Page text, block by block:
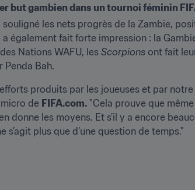
but gambien dans un tournoi féminin
les nets progrès de la Zambie,
également fait forte impression : la
Nations WAFU, les Scorpions ont fait
Penda Bah.
produits par les joueuses et par
de FIFA.com. "Cela prouve que
donne les moyens. Et s’il y a encore
s’agit plus que d’une question de temps."